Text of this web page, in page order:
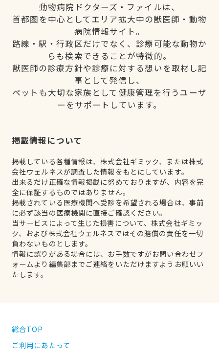
動物病院ドクターズ・ファイルは、
首都圏を中心としてエリア拡大中の獣医師・動物
病院情報サイト。
路線・駅・行政区だけでなく、診療可能な動物か
らも検索できることが特徴的。
獣医師の診療方針や診療に対する想いを取材し記
事として発信し、
ペットも大切な家族として健康管理を行うユーザ
ーをサポートしています。
掲載情報について
掲載している各種情報は、株式会社ギミック、または株式
会社ウェルネスが調査した情報をもとにしています。
出来るだけ正確な情報掲載に努めておりますが、内容を完
全に保証するものではありません。
掲載されている医療機関へ受診を希望される場合は、事前
に必ず該当の医療機関に直接ご確認ください。
当サービスによって生じた損害について、株式会社ギミッ
ク、および株式会社ウェルネスではその賠償の責任を一切
負わないものとします。
情報に誤りがある場合には、お手数ですがお問い合わせフ
ォームより編集部までご連絡をいただけますようお願いい
たします。
総合TOP
ご利用にあたって